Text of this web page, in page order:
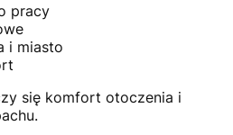
pracy
i miasto
się komfort otoczenia i